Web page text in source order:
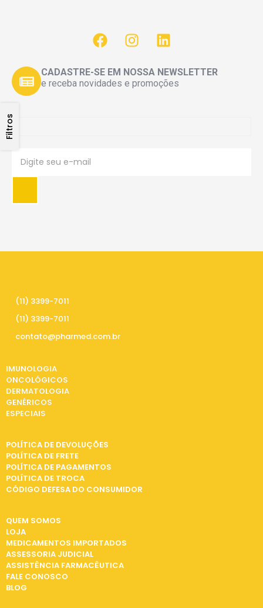
Filtros
CADASTRE-SE EM NOSSA NEWSLETTER
e receba novidades e promoções
(11) 3399-7011
(11) 3399-7011
contato@pharmed.com.br
IMUNOLOGIA
ONCOLÓGICOS
DERMATOLOGIA
GENÉRICOS
ESPECIAIS
POLÍTICA DE DEVOLUÇÕES
POLÍTICA DE FRETE
POLÍTICA DE PAGAMENTOS
POLÍTICA DE TROCA
CÓDIGO DEFESA DO CONSUMIDOR
QUEM SOMOS
LOJA
MEDICAMENTOS IMPORTADOS
ASSESSORIA JUDICIAL
ASSISTÊNCIA FARMACÊUTICA
FALE CONOSCO
BLOG